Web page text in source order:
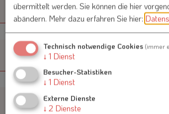
übermittelt werden. Sie können die hier
abändern. Mehr dazu erfahren Sie hier:
Technisch notwendige Cookies (immer
↓ 1 Dienst
Besucher-Statistiken
↓ 1 Dienst
Externe Dienste
↓ 2 Dienste